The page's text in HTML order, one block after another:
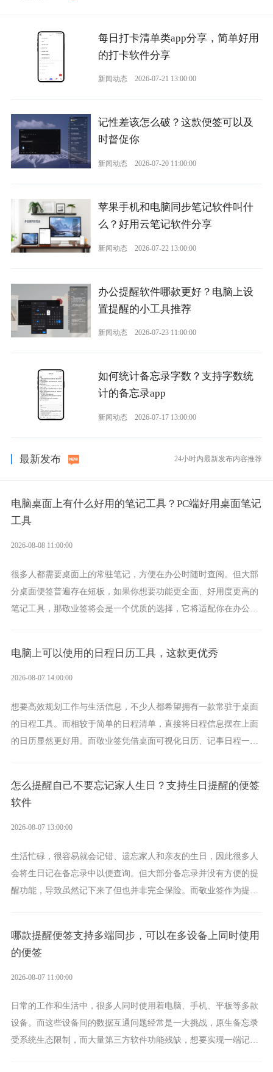
每日打卡清单类app分享，简单好用
的打卡软件分享
新闻动态 2026-07-21 13:00:00
记性差该怎么破？这款便签可以及
时督促你
新闻动态 2026-07-20 11:00:00
苹果手机和电脑同步笔记软件叫什
么？好用云笔记软件分享
新闻动态 2026-07-22 13:00:00
办公提醒软件哪款更好？电脑上设
置提醒的小工具推荐
新闻动态 2026-07-23 11:00:00
如何统计备忘录字数？支持字数统
计的备忘录app
新闻动态 2026-07-17 13:00:00
最新发布 24小时内最新发布内容推荐
电脑桌面上有什么好用的笔记工具？PC端好用桌面笔记
工具
2026-08-08 11:00:00
很多人都需要桌面上的常驻笔记，方便在办公时随时查阅。但大部
分桌面便签普遍存在短板，如果你想要功能更全面、好用度更高的
笔记工具，那敬业签将会是一个优质的选择，它将适配你在办公、
电脑上可以使用的日程日历工具，这款更优秀
2026-08-07 14:00:00
想要高效规划工作与生活信息，不少人都希望拥有一款常驻于桌面
的日程工具。而相较于简单的日程清单，直接将日程信息摆在上面
的日历显然更好用。而敬业签凭借桌面可视化日历、记事日程一体
怎么提醒自己不要忘记家人生日？支持生日提醒的便签
软件
2026-08-07 13:00:00
生活忙碌，很容易就会记错、遗忘家人和亲友的生日，因此很多人
会将生日记在备忘录中以便查询。但大部分备忘录并没有方便的提
醒功能，导致虽然记下来了但也并非完全保险。而敬业签作为提醒
哪款提醒便签支持多端同步，可以在多设备上同时使用
的便签
2026-08-07 11:00:00
日常的工作和生活中，很多人同时使用着电脑、手机、平板等多款
设备。而这些设备间的数据互通问题经常是一大挑战，原生备忘录
受系统生态限制，而大量第三方软件功能残缺，想要实现一端记